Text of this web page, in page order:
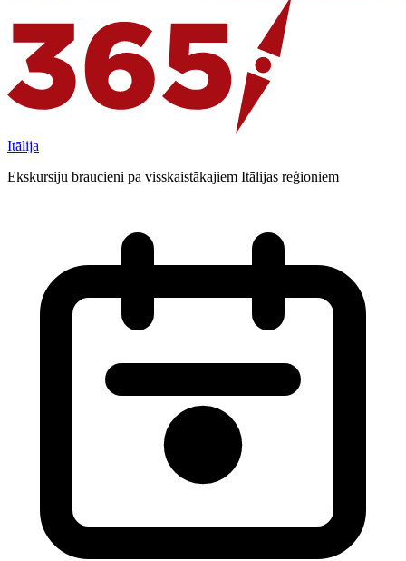
Itālija
Ekskursiju braucieni pa visskaistākajiem Itālijas reģioniem